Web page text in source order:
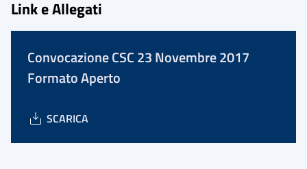
Link e Allegati
Convocazione CSC 23 Novembre 2017
Formato Aperto
SCARICA